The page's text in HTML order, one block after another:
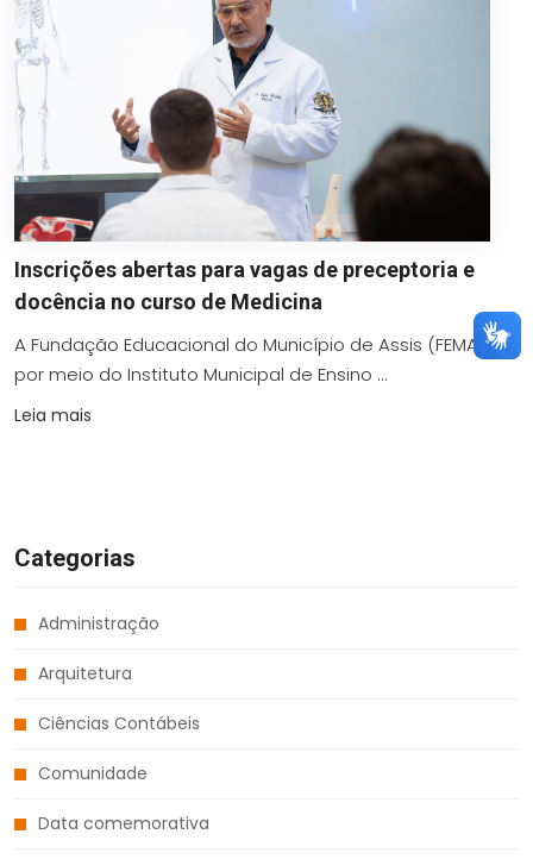
Inscrições abertas para vagas de preceptoria e
docência no curso de Medicina
A Fundação Educacional do Município de Assis (FEMA),
por meio do Instituto Municipal de Ensino ...
Leia mais
Categorias
Administração
Arquitetura
Ciências Contábeis
Comunidade
Data comemorativa